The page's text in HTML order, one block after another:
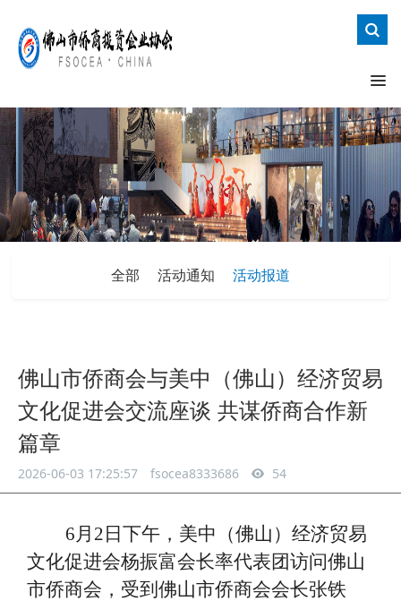
全部 活动通知 活动报道
佛山市侨商会与美中（佛山）经济贸易
文化促进会交流座谈 共谋侨商合作新
篇章
2026-06-03 17:25:57 fsocea8333686 54
6月2日下午，美中（佛山）经济贸易
文化促进会杨振富会长率代表团访问佛山
市侨商会，受到佛山市侨商会会长张铁